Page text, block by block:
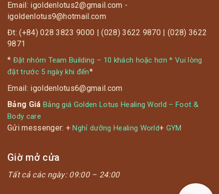
Email: igoldenlotus2@gmail.com -
igoldenlotus9@hotmail.com
Đt: (+84) 028 3823 9000 | (028) 3622 9870 | (028) 3622
9871
* Đặt nhóm Team Building – 10 khách hoặc hơn * Vui lòng
đặt trước 5 ngày khi đến*
Email: igoldenlotus6@gmail.com
Bảng Giá Bảng giá Golden Lotus Healing World – Foot &
Body care
Gửi messenger: +Nghỉ dưỡng Healing World+ GYM
Giờ mở cửa
Tất cả các ngày: 09:00 – 24:00